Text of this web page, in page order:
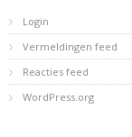
Login
Vermeldingen feed
Reacties feed
WordPress.org